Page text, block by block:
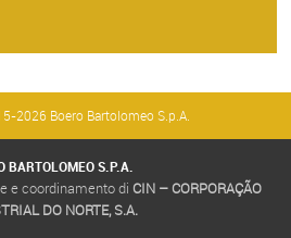
2026 Boero Bartolomeo S.p.A.
BARTOLOMEO S.P.A.
e coordinamento di CIN – CORPORAÇÃO
DO NORTE, S.A.